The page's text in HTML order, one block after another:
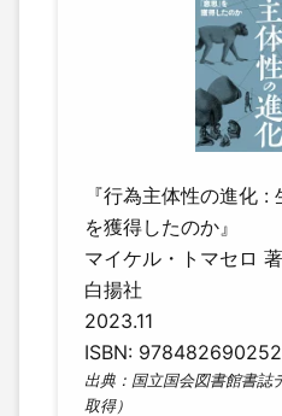
『行為主体性の進化 :
を獲得したのか』
マイケル・トマセロ
白揚社
2023.11
ISBN:
出典：国立国会図書館書
取得）